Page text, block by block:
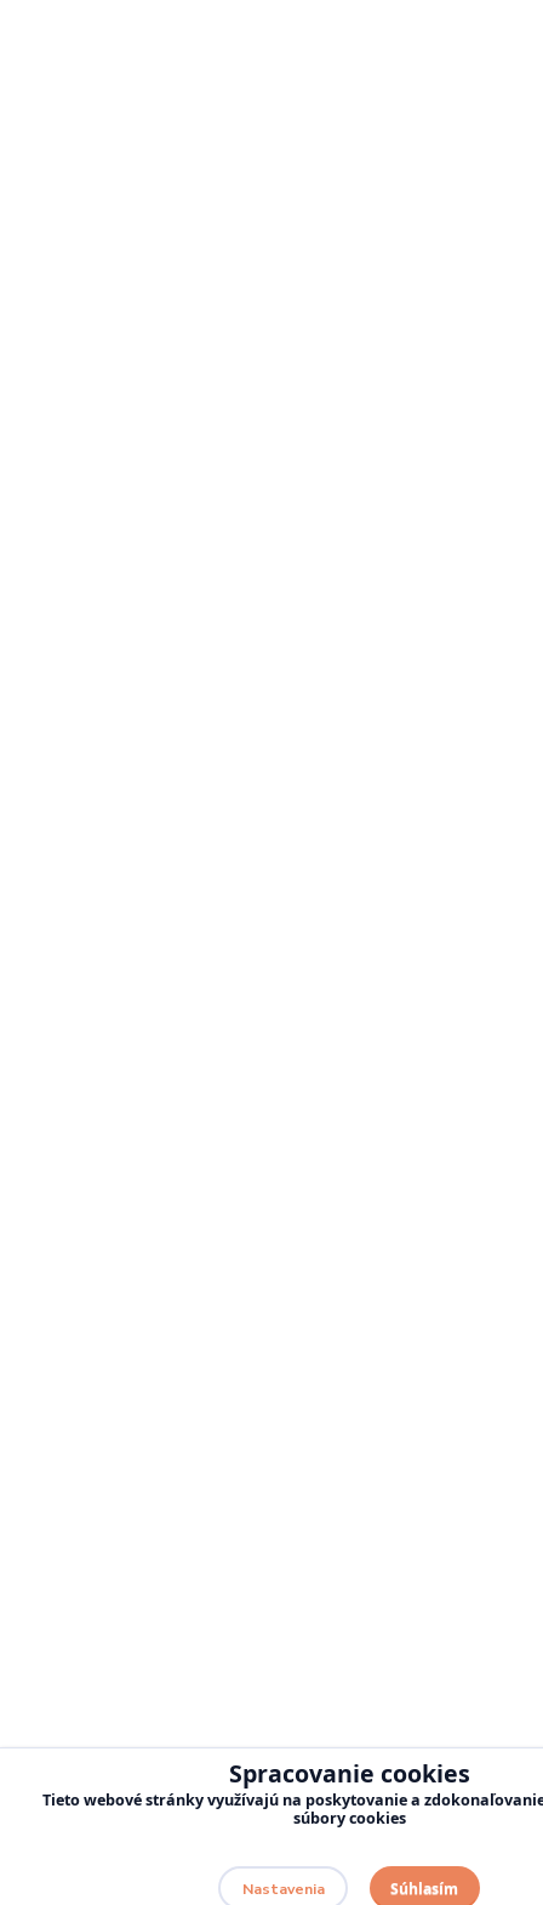
Spracovanie cookies
Tieto webové stránky využívajú na poskytovanie a
súbory cookies
Nastavenia Súhlasím